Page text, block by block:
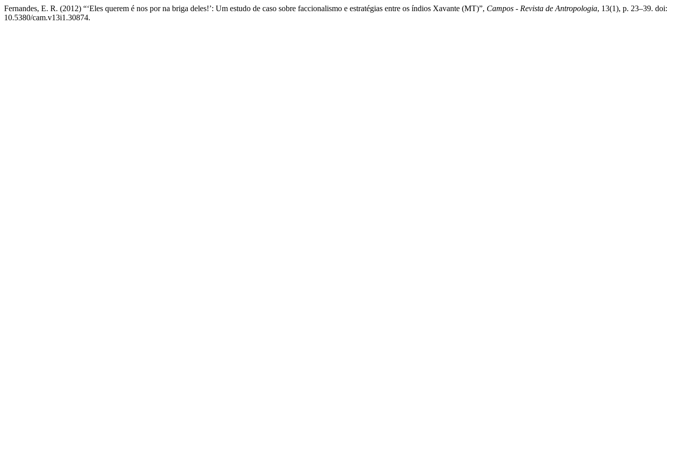
Fernandes, E. R. (2012) “‘Eles querem é nos por na briga deles!’: Um estudo de caso sobre faccionalismo e estratégias entre os índios Xavante (MT)”, Campos - Revista de Antropologia, 13(1), p. 23–39. doi:
10.5380/cam.v13i1.30874.